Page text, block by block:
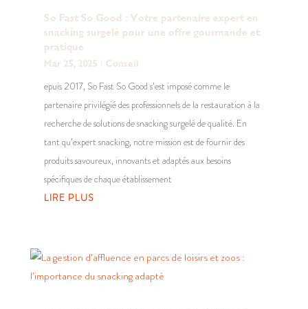
So Fast So Good : Votre partenaire expert en
snacking surgelé pour une offre gourmande et
pratique
Mar 25, 2025 Conseil
epuis 2017, So Fast So Good s’est imposé comme le
partenaire privilégié des professionnels de la restauration à la
recherche de solutions de snacking surgelé de qualité. En
tant qu’expert snacking, notre mission est de fournir des
produits savoureux, innovants et adaptés aux besoins
spécifiques de chaque établissement
LIRE PLUS